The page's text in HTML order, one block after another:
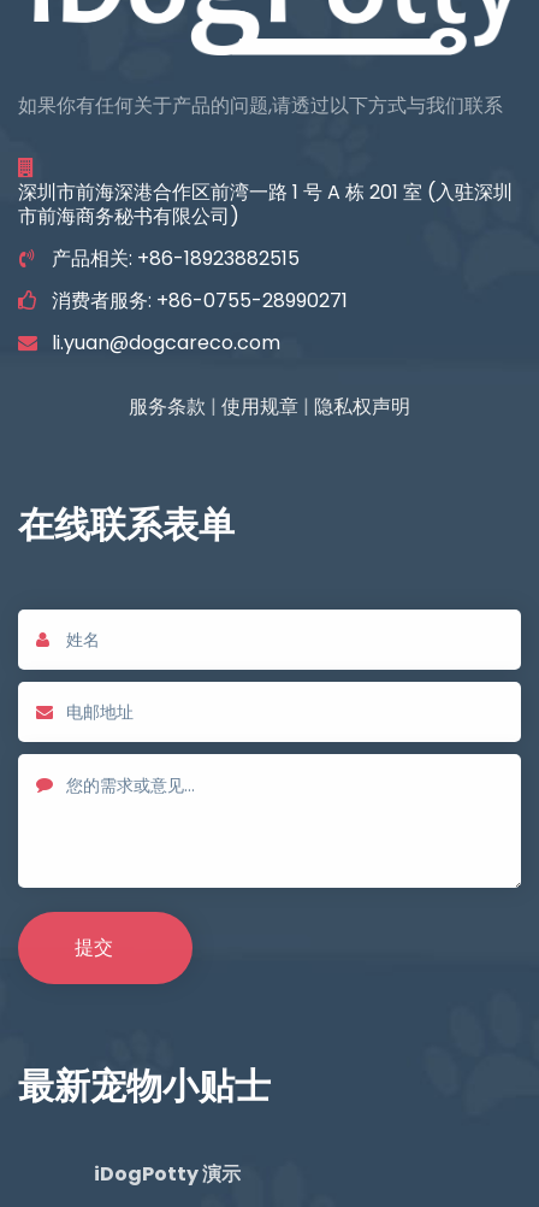
如果你有任何关于产品的问题,请透过以下方式与我们联系
深圳市前海深港合作区前湾一路 1 号 A 栋 201 室 (入驻深圳
市前海商务秘书有限公司)
产品相关: +86-18923882515
消费者服务: +86-0755-28990271
li.yuan@dogcareco.com
服务条款 | 使用规章 | 隐私权声明
在线联系表单
最新宠物小贴士
iDogPotty 演示